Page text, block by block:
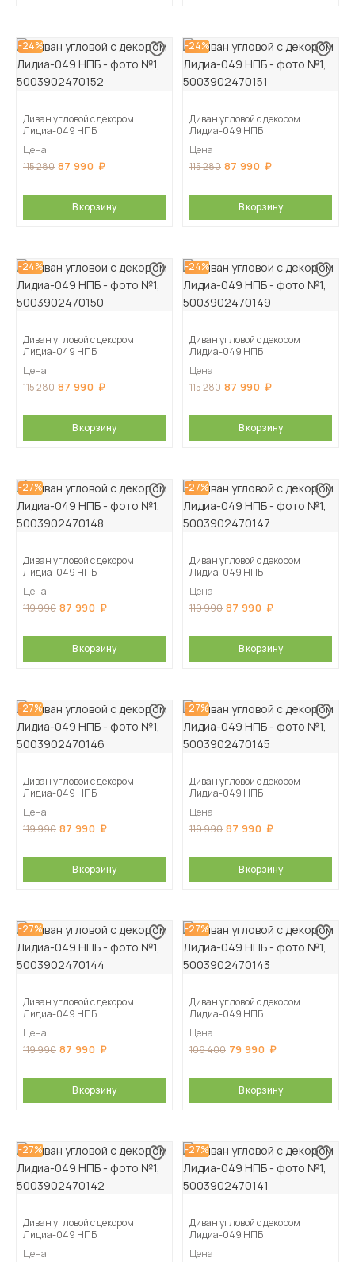
-24%
Диван угловой с декором
Лидиа-049 НПБ
Цена
115 280 87 990
В корзину
-24%
Диван угловой с декором
Лидиа-049 НПБ
Цена
115 280 87 990
В корзину
-24%
Диван угловой с декором
Лидиа-049 НПБ
Цена
115 280 87 990
В корзину
-24%
Диван угловой с декором
Лидиа-049 НПБ
Цена
115 280 87 990
В корзину
-27%
Диван угловой с декором
Лидиа-049 НПБ
Цена
119 990 87 990
В корзину
-27%
Диван угловой с декором
Лидиа-049 НПБ
Цена
119 990 87 990
В корзину
-27%
Диван угловой с декором
Лидиа-049 НПБ
Цена
119 990 87 990
В корзину
-27%
Диван угловой с декором
Лидиа-049 НПБ
Цена
119 990 87 990
В корзину
-27%
Диван угловой с декором
Лидиа-049 НПБ
Цена
119 990 87 990
В корзину
-27%
Диван угловой с декором
Лидиа-049 НПБ
Цена
109 400 79 990
В корзину
-27%
Диван угловой с декором
Лидиа-049 НПБ
Цена
-27%
Диван угловой с декором
Лидиа-049 НПБ
Цена